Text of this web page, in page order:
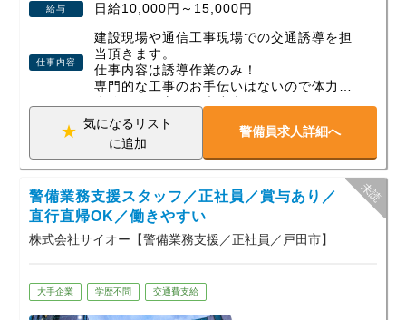
給与 日給10,000円～15,000円
仕事内容
建設現場や通信工事現場での交通誘導を担
当頂きます。
仕事内容は誘導作業のみ！
専門的な工事のお手伝いはないので体力に
自信がない方でも大丈夫♪
事前に丁寧な研修があるため、未経験の方
でも安心して警備員デビューできます。
＜勤務地を選べます＞
埼玉県・東京都にてお住まいに近い勤務地
をご紹介します。
お気軽にご相談ください。
気になるリスト
に追加
警備員求人詳細へ
警備業務支援スタッフ／正社員／賞与あり／
直行直帰OK／働きやすい
株式会社サイオー【警備業務支援／正社員／戸田市】
大手企業 学歴不問 交通費支給